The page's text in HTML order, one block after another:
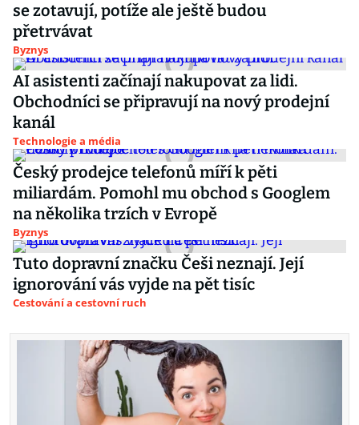
se zotavují, potíže ale ještě budou
přetrvávat
Byznys
AI asistenti začínají nakupovat za lidi.
Obchodníci se připravují na nový prodejní
kanál
Technologie a média
Český prodejce telefonů míří k pěti
miliardám. Pomohl mu obchod s Googlem
na několika trzích v Evropě
Byznys
Tuto dopravní značku Češi neznají. Její
ignorování vás vyjde na pět tisíc
Cestování a cestovní ruch